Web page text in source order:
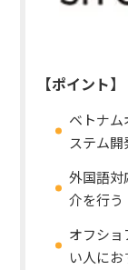
【ポイント】
ベトナ
ステム
外国語対
介を行う
オフシ
い人にお